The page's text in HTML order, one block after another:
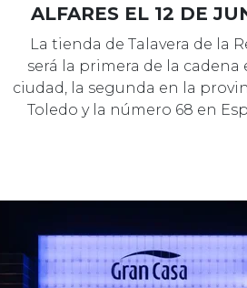
ALFARES EL 12 DE
La tienda de Talavera de la
será la primera de la cadena
ciudad, la segunda en la
Toledo y la número 68 en